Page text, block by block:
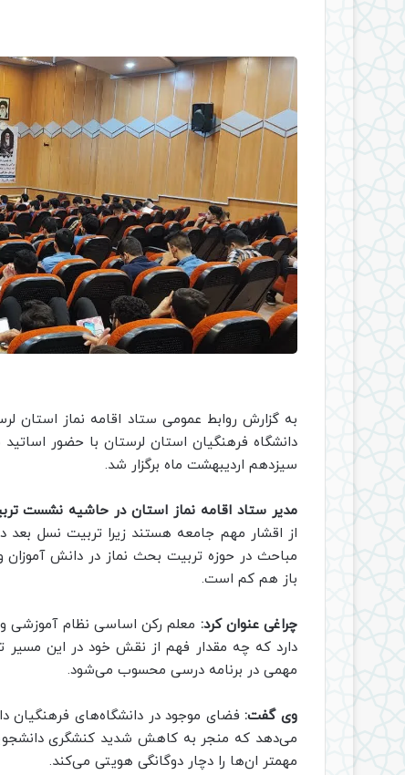
به گزارش روابط عمومی ستاد اقامه نماز استان
دانشگاه فرهنگیان استان لرستان با حضور
سیزدهم اردیبهشت ماه برگزار شد.
مدیر ستاد اقامه نماز استان در حاشیه نشست
از اقشار مهم جامعه هستند زیرا تربیت نسل بعد
مباحث در حوزه تربیت بحث نماز در دانش آموزان
باز هم کم است.
چراغی عنوان کرد: معلم رکن اساسی نظام آموزشی
دارد که چه مقدار فهم از نقش خود در این
مهمی در برنامه درسی محسوب می‌شود.
وی گفت:فضای موجود در دانشگاه‌های
می‌دهد که منجر به کاهش شدید کنشگری
مهمتر ان‌ها را دچار دوگانگی هویتی می‌کند.